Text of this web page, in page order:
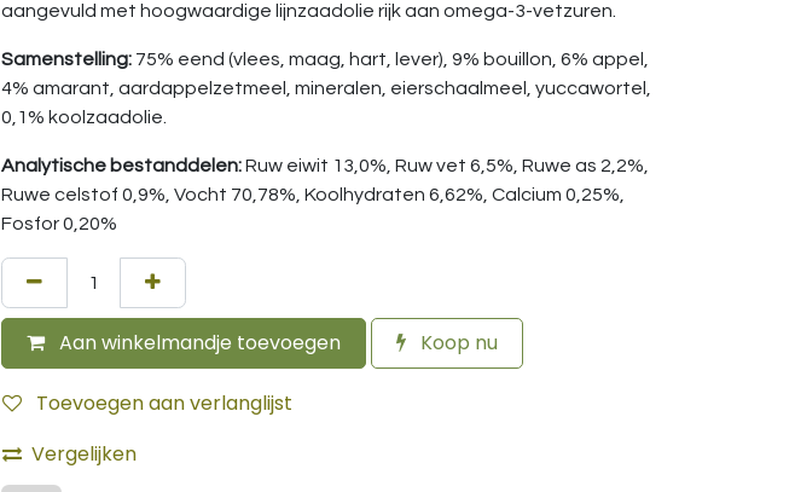
aangevuld met hoogwaardige lijnzaadolie rijk aan omega-3-vetzuren.
Samenstelling: 75% eend (vlees, maag, hart, lever), 9% bouillon, 6% appel,
4% amarant, aardappelzetmeel, mineralen, eierschaalmeel, yuccawortel,
0,1% koolzaadolie.
Analytische bestanddelen:Ruw eiwit 13,0%, Ruw vet 6,5%, Ruwe as 2,2%,
Ruwe celstof 0,9%, Vocht 70,78%, Koolhydraten 6,62%, Calcium 0,25%,
Fosfor 0,20%
Aan winkelmandje toevoegen Koop nu
Toevoegen aan verlanglijst
Vergelijken